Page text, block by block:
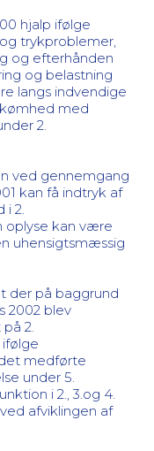
hjalp ifølge
trykproblemer,
og efterhånden
og belastning
langs indvendige
med
2.
ved gennemgang
kan få indtryk af
2.
oplyse kan være
uhensigtsmæssig
der på baggrund
2002 blev
2.
medførte
under 5.
i 2., 3.og 4.
afviklingen af